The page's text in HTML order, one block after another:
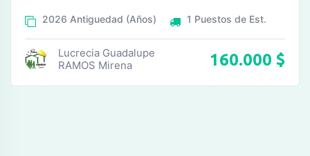
2026 Antiguedad (Años) 1 Puestos de Est.
Lucrecia Guadalupe
RAMOS Mirena
160.000 $